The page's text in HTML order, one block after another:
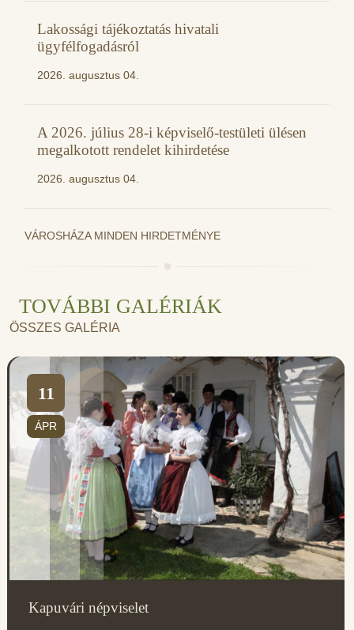
Lakossági tájékoztatás hivatali
ügyfélfogadásról
2026. augusztus 04.
A 2026. július 28-i képviselő-testületi ülésen
megalkotott rendelet kihirdetése
2026. augusztus 04.
VÁROSHÁZA MINDEN HIRDETMÉNYE
TOVÁBBI GALÉRIÁK
ÖSSZES GALÉRIA
11
ÁPR
Kapuvári népviselet